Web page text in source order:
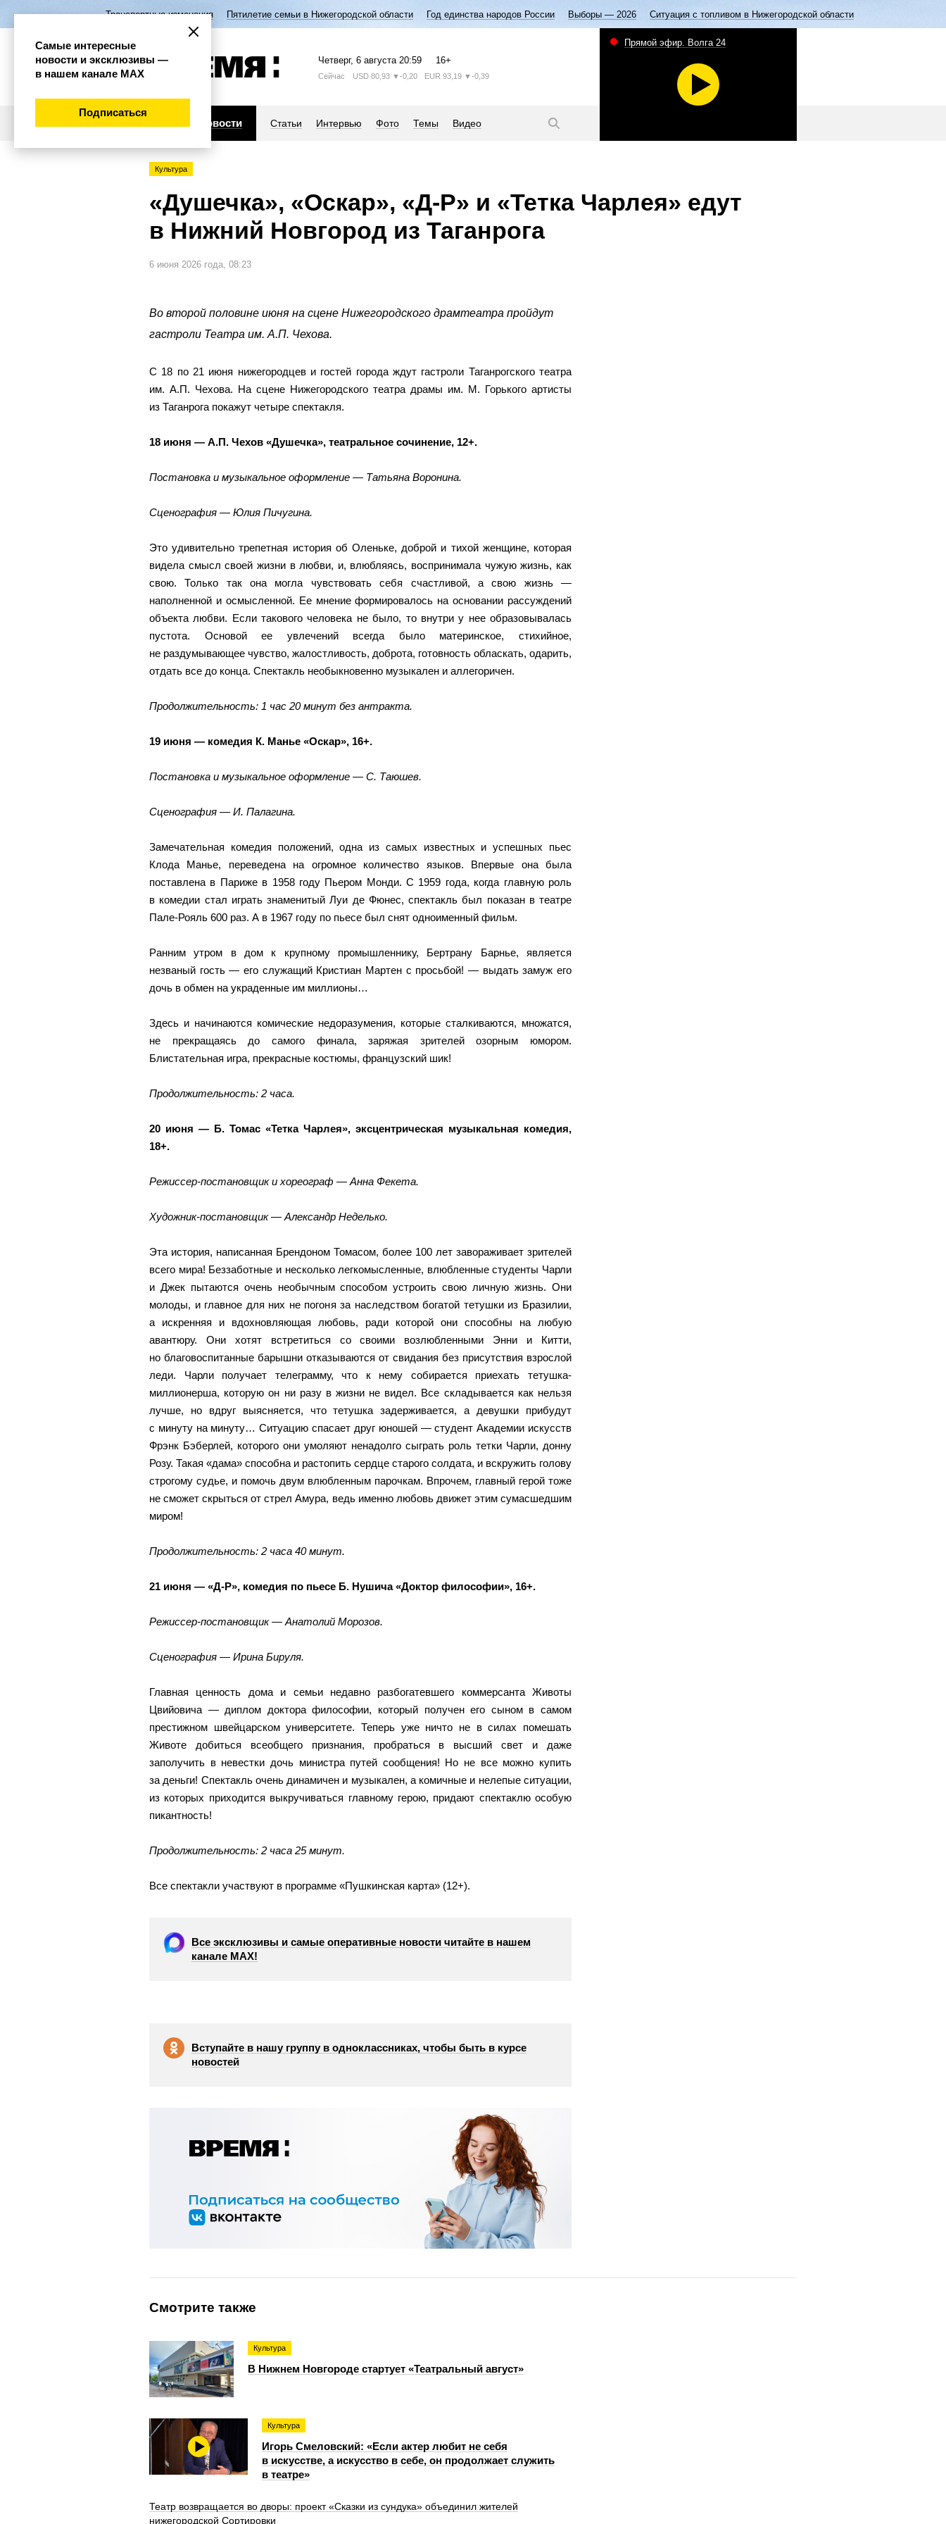
Транспортные изменения Пятилетие семьи в Нижегородской области Год единства народов России Выборы — 2026 Ситуация с топливом в Нижегородской области
Четверг, 6 августа 20:59 16+
Сейчас USD 80,93 ▼-0,20 EUR 93,19 ▼-0,39
Новости Статьи Интервью Фото Темы Видео
Прямой эфир. Волга 24
Культура
«Душечка», «Оскар», «Д-Р» и «Тетка Чарлея» едут
в Нижний Новгород из Таганрога
6 июня 2026 года, 08:23
Во второй половине июня на сцене Нижегородского драмтеатра пройдут
гастроли Театра им. А.П. Чехова.
С 18 по 21 июня нижегородцев и гостей города ждут гастроли Таганрогского театра
им. А.П. Чехова. На сцене Нижегородского театра драмы им. М. Горького артисты
из Таганрога покажут четыре спектакля.
18 июня — А.П. Чехов «Душечка», театральное сочинение, 12+.
Постановка и музыкальное оформление — Татьяна Воронина.
Сценография — Юлия Пичугина.
Это удивительно трепетная история об Оленьке, доброй и тихой женщине, которая
видела смысл своей жизни в любви, и, влюбляясь, воспринимала чужую жизнь, как
свою. Только так она могла чувствовать себя счастливой, а свою жизнь —
наполненной и осмысленной. Ее мнение формировалось на основании рассуждений
объекта любви. Если такового человека не было, то внутри у нее образовывалась
пустота. Основой ее увлечений всегда было материнское, стихийное,
не раздумывающее чувство, жалостливость, доброта, готовность обласкать, одарить,
отдать все до конца. Спектакль необыкновенно музыкален и аллегоричен.
Продолжительность: 1 час 20 минут без антракта.
19 июня — комедия К. Манье «Оскар», 16+.
Постановка и музыкальное оформление — С. Таюшев.
Сценография — И. Палагина.
Замечательная комедия положений, одна из самых известных и успешных пьес
Клода Манье, переведена на огромное количество языков. Впервые она была
поставлена в Париже в 1958 году Пьером Монди. С 1959 года, когда главную роль
в комедии стал играть знаменитый Луи де Фюнес, спектакль был показан в театре
Пале-Рояль 600 раз. А в 1967 году по пьесе был снят одноименный фильм.
Ранним утром в дом к крупному промышленнику, Бертрану Барнье, является
незваный гость — его служащий Кристиан Мартен с просьбой! — выдать замуж его
дочь в обмен на украденные им миллионы…
Здесь и начинаются комические недоразумения, которые сталкиваются, множатся,
не прекращаясь до самого финала, заряжая зрителей озорным юмором.
Блистательная игра, прекрасные костюмы, французский шик!
Продолжительность: 2 часа.
20 июня — Б. Томас «Тетка Чарлея», эксцентрическая музыкальная комедия,
18+.
Режиссер-постановщик и хореограф — Анна Фекета.
Художник-постановщик — Александр Неделько.
Эта история, написанная Брендоном Томасом, более 100 лет завораживает зрителей
всего мира! Беззаботные и несколько легкомысленные, влюбленные студенты Чарли
и Джек пытаются очень необычным способом устроить свою личную жизнь. Они
молоды, и главное для них не погоня за наследством богатой тетушки из Бразилии,
а искренняя и вдохновляющая любовь, ради которой они способны на любую
авантюру. Они хотят встретиться со своими возлюбленными Энни и Китти,
но благовоспитанные барышни отказываются от свидания без присутствия взрослой
леди. Чарли получает телеграмму, что к нему собирается приехать тетушка-
миллионерша, которую он ни разу в жизни не видел. Все складывается как нельзя
лучше, но вдруг выясняется, что тетушка задерживается, а девушки прибудут
с минуту на минуту… Ситуацию спасает друг юношей — студент Академии искусств
Фрэнк Бэберлей, которого они умоляют ненадолго сыграть роль тетки Чарли, донну
Розу. Такая «дама» способна и растопить сердце старого солдата, и вскружить голову
строгому судье, и помочь двум влюбленным парочкам. Впрочем, главный герой тоже
не сможет скрыться от стрел Амура, ведь именно любовь движет этим сумасшедшим
миром!
Продолжительность: 2 часа 40 минут.
21 июня — «Д-Р», комедия по пьесе Б. Нушича «Доктор философии», 16+.
Режиссер-постановщик — Анатолий Морозов.
Сценография — Ирина Бируля.
Главная ценность дома и семьи недавно разбогатевшего коммерсанта Животы
Цвийовича — диплом доктора философии, который получен его сыном в самом
престижном швейцарском университете. Теперь уже ничто не в силах помешать
Животе добиться всеобщего признания, пробраться в высший свет и даже
заполучить в невестки дочь министра путей сообщения! Но не все можно купить
за деньги! Спектакль очень динамичен и музыкален, а комичные и нелепые ситуации,
из которых приходится выкручиваться главному герою, придают спектаклю особую
пикантность!
Продолжительность: 2 часа 25 минут.
Все спектакли участвуют в программе «Пушкинская карта» (12+).
Все эксклюзивы и самые оперативные новости читайте в нашем
канале МАХ!
Вступайте в нашу группу в одноклассниках, чтобы быть в курсе
новостей
Смотрите также
Культура
В Нижнем Новгороде стартует «Театральный август»
Культура
Игорь Смеловский: «Если актер любит не себя
в искусстве, а искусство в себе, он продолжает служить
в театре»
Театр возвращается во дворы: проект «Сказки из сундука» объединил жителей
нижегородской Сортировки
Самые интересные
новости и эксклюзивы —
в нашем канале МАХ
Подписаться